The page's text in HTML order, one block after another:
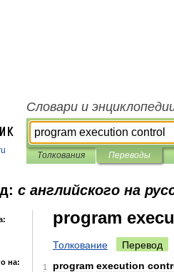
Словари и
Толкования Переводы
с английского на
на:
program
Толкование Перевод
1 program execution